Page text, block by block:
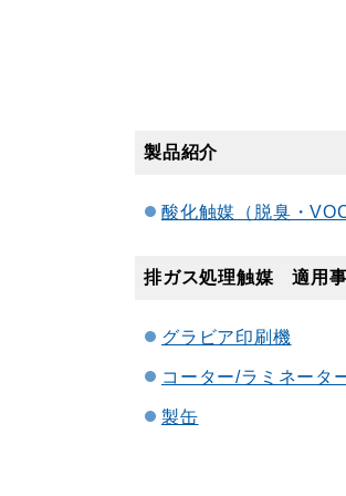
製品紹介
酸化触媒（脱臭・
排ガス処理触媒 適用
グラビア印刷機
コーター/ラミネータ
製缶